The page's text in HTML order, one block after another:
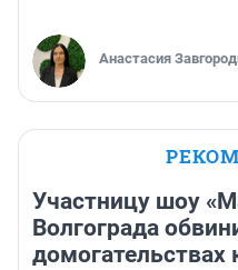
Анастасия
Участницу шоу
Волгограда
домогательствах